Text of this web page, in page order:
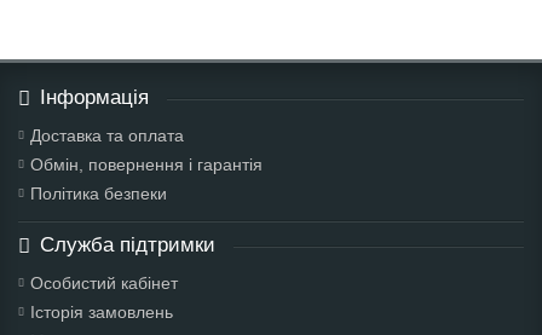
Інформація
Доставка та оплата
Обмін, повернення і гарантія
Політика безпеки
Служба підтримки
Особистий кабінет
Історія замовлень